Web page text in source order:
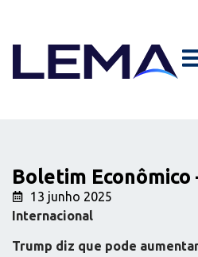
Boletim Econômico
13 junho 2025
Internacional
Trump diz que pode